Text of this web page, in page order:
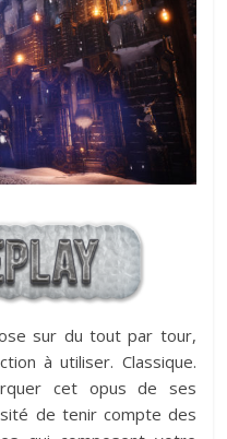
sur du tout par tour,
à utiliser. Classique.
cet opus de ses
de tenir compte des